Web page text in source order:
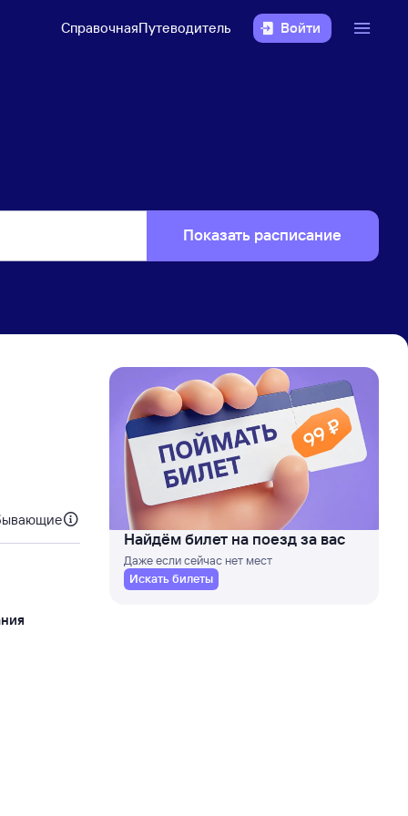
СправочнаяПутеводитель Войти
Показать расписание
Найдём билет на поезд за вас
Даже если сейчас нет мест
Искать билеты